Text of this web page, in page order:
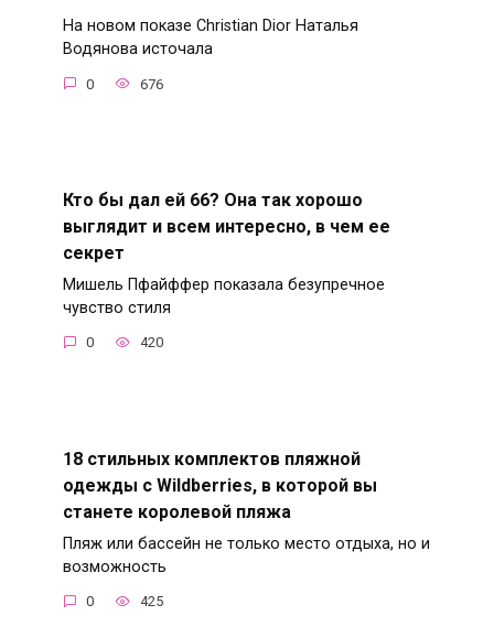
На новом показе Christian Dior Наталья
Водянова источала
0 676
Кто бы дал ей 66? Она так хорошо
выглядит и всем интересно, в чем ее
секрет
Мишель Пфайффер показала безупречное
чувство стиля
0 420
18 стильных комплектов пляжной
одежды с Wildberries, в которой вы
станете королевой пляжа
Пляж или бассейн не только место отдыха, но и
возможность
0 425